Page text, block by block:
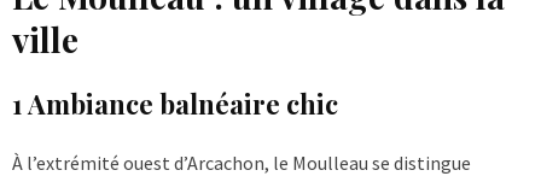
ville
1 Ambiance balnéaire chic
À l’extrémité ouest d’Arcachon, le Moulleau se distingue